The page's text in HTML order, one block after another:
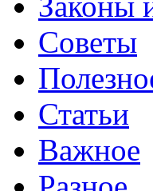
Советы
Статьи
Важное